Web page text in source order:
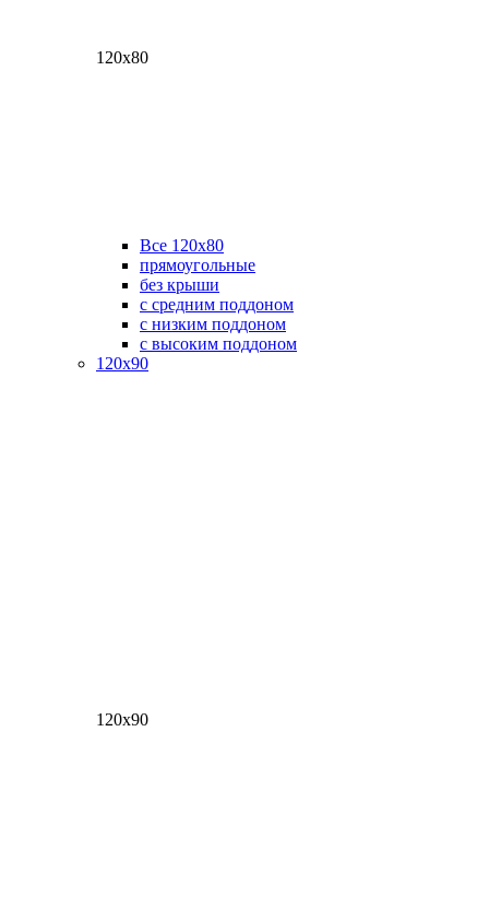
120х80
Все 120х80
прямоугольные
без крыши
с средним поддоном
с низким поддоном
с высоким поддоном
120х90
120х90